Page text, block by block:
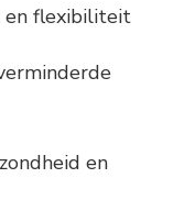
en flexibiliteit
en